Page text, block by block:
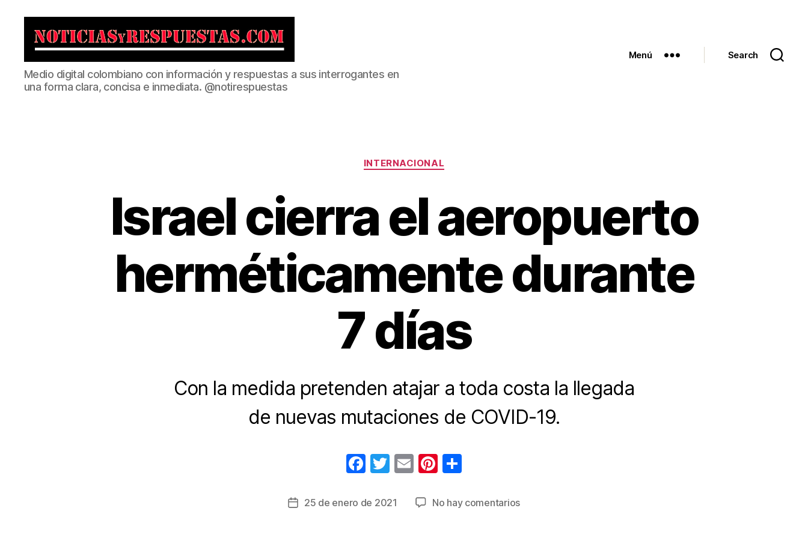
Noticias
y
Respuestas
Medio digital colombiano con información y respuestas a sus interrogantes en
una forma clara, concisa e inmediata. @notirespuestas
Menú Search
Categorías
INTERNACIONAL
Israel cierra el aeropuerto
herméticamente durante
7 días
Con la medida pretenden atajar a toda costa la llegada
de nuevas mutaciones de COVID-19.
F
c
T
tt
E
ail
Pi
er m
Fecha25 de enero de 2021 No hay comentariosen